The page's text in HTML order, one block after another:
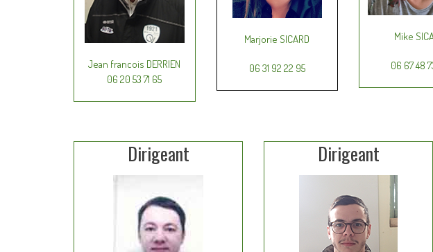
Jean francois DERRIEN
06 20 53 71 65
Marjorie SICARD
06 31 92 22 95
Mike
06 67 48
Dirigeant Dirigeant